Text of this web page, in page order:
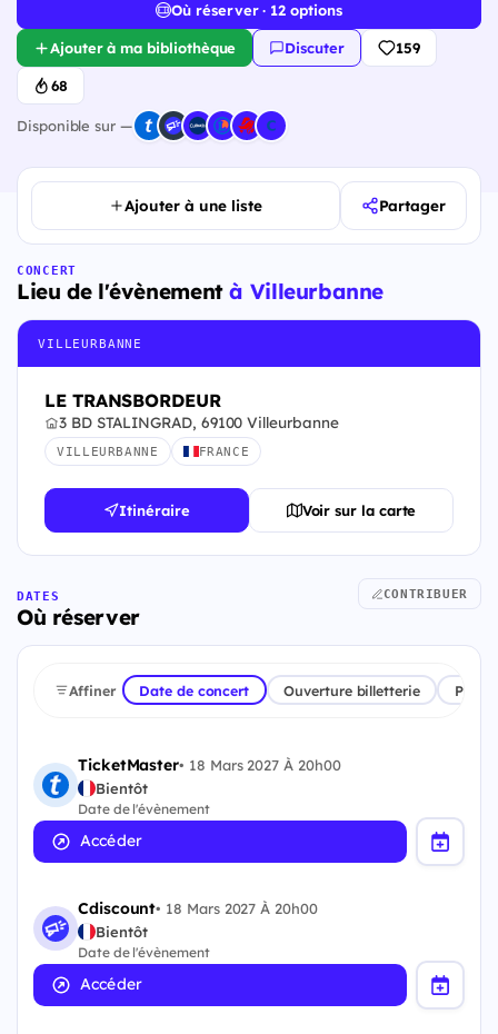
Où réserver · 12 options
Ajouter à ma bibliothèque Discuter 159
68
Disponible sur —
Ajouter à une liste Partager
CONCERT
Lieu de l'évènementà Villeurbanne
VILLEURBANNE
LE TRANSBORDEUR
3 BD STALINGRAD, 69100 Villeurbanne
VILLEURBANNE FRANCE
Itinéraire Voir sur la carte
DATES
Où réserver
CONTRIBUER
Affiner Date de concert Ouverture billetterie
TicketMaster• 18 Mars 2027 À 20h00
Bientôt
Date de l'évènement
Accéder
Cdiscount• 18 Mars 2027 À 20h00
Bientôt
Date de l'évènement
Accéder